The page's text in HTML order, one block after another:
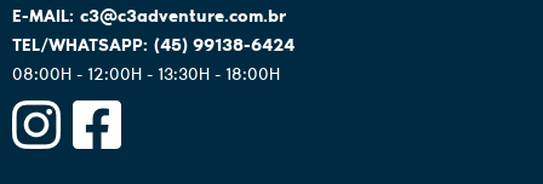
(45)99138-6424
08:00H - 12:00H - 13:30H - 18:00H
c3@c3adventure.com.br